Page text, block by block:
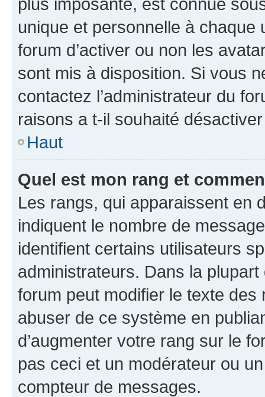
unique et personnelle à chaque
forum d’activer ou non les
sont mis à disposition. Si vous
contactez l’administrateur du
raisons a t-il souhaité
Haut
Quel est mon rang et
Les rangs, qui apparaissent en
indiquent le nombre de
identifient certains utilisateurs
administrateurs. Dans la
forum peut modifier le texte
abuser de ce système en
d’augmenter votre rang sur le
pas ceci et un modérateur ou
compteur de messages.